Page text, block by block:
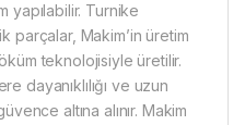
yapılabilir. Turnike
parçalar, Makim’in üretim
teknolojisiyle üretilir.
dayanıklılığı ve uzun
altına alınır. Makim